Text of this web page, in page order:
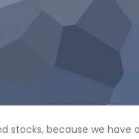
stocks, because we